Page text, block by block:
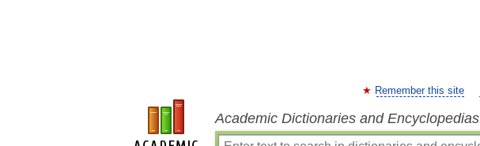
Remember this site
Academic Dictionaries and Encyclopedias